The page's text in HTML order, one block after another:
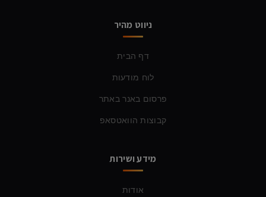
ניווט מהיר
דף הבית
לוח מודעות
פרסום באנר באתר
קבוצות הוואטסאפ
מידע ושירות
אודות